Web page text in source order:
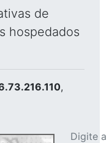
de
hospedados
,
Digite